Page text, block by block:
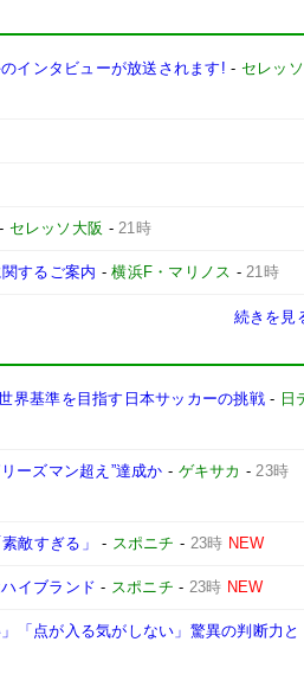
インタビューが放送されます! - セレッソ
- セレッソ大阪 -21時
するご案内 -横浜F・マリノス -21時
続きを見
界基準を目指す日本サッカーの挑戦 - 日
ーズマン超え”達成か - ゲキサカ -23時
敵すぎる」 - スポニチ - 23時 NEW
イブランド - スポニチ - 23時 NEW
「点が入る気がしない」驚異の判断力と